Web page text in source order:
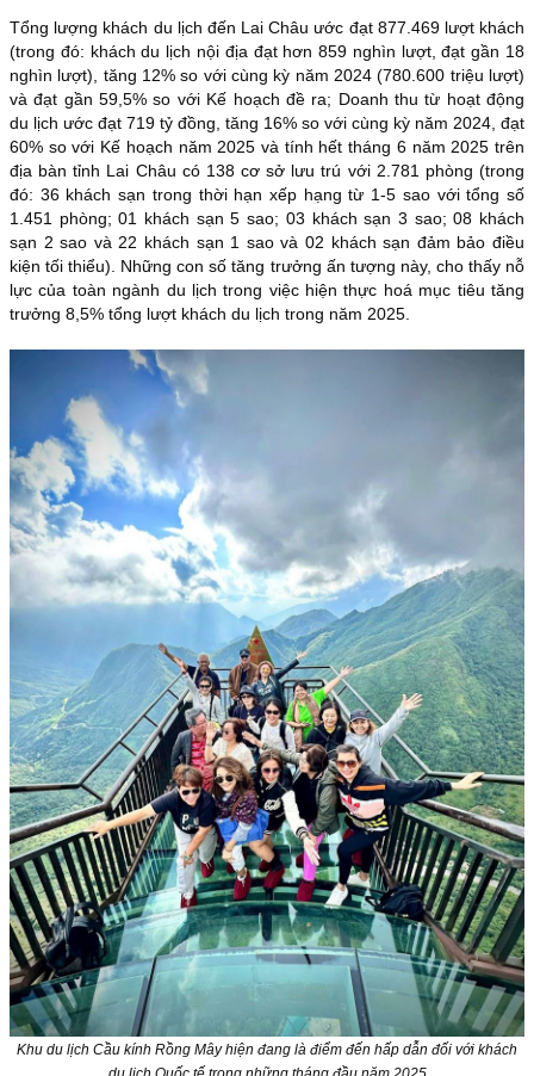
Tổng lượng khách du lịch đến Lai Châu ước đạt 877.469 lượt khách
(trong đó: khách du lịch nội địa đạt hơn 859 nghìn lượt, đạt gần 18
nghìn lượt), tăng 12% so với cùng kỳ năm 2024 (780.600 triệu lượt)
và đạt gần 59,5% so với Kế hoạch đề ra; Doanh thu từ hoạt động
du lịch ước đạt 719 tỷ đồng, tăng 16% so với cùng kỳ năm 2024, đạt
60% so với Kế hoạch năm 2025 và tính hết tháng 6 năm 2025 trên
địa bàn tỉnh Lai Châu có 138 cơ sở lưu trú với 2.781 phòng (trong
đó: 36 khách sạn trong thời hạn xếp hạng từ 1-5 sao với tổng số
1.451 phòng; 01 khách sạn 5 sao; 03 khách sạn 3 sao; 08 khách
sạn 2 sao và 22 khách sạn 1 sao và 02 khách sạn đảm bảo điều
kiện tối thiểu). Những con số tăng trưởng ấn tượng này, cho thấy nỗ
lực của toàn ngành du lịch trong việc hiện thực hoá mục tiêu tăng
trưởng 8,5% tổng lượt khách du lịch trong năm 2025.
Khu du lịch Cầu kính Rồng Mây hiện đang là điểm đến hấp dẫn đối với khách